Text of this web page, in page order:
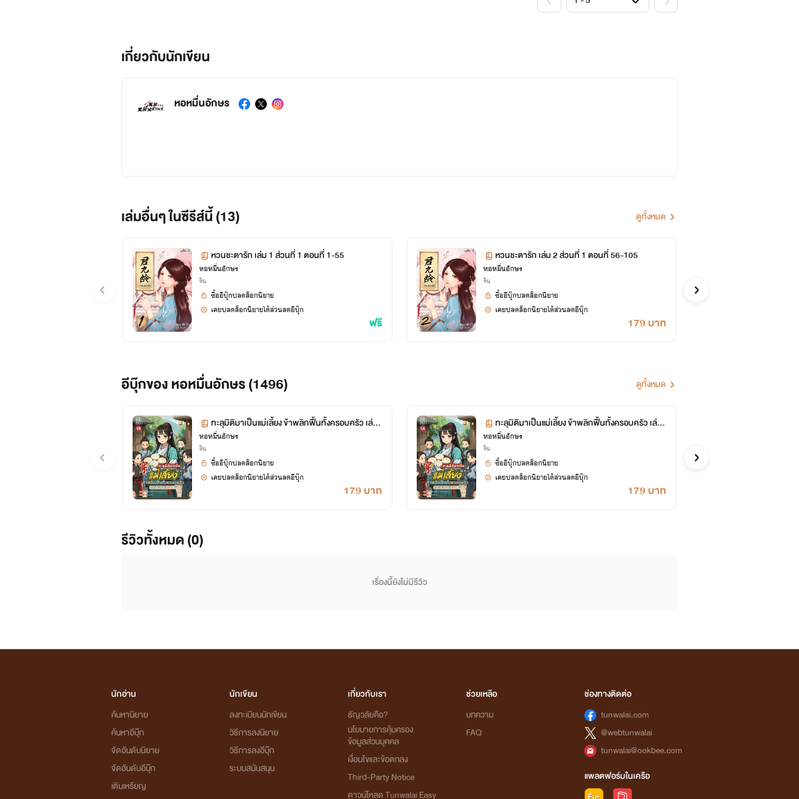
เกี่ยวกับนักเขียน
หอหมื่นอักษร
เล่มอื่นๆ ในซีรีส์นี้ (13) ดูทั้งหมด
หวนชะตารัก เล่ม 1 ส่วนที่ 1 ตอนที่ 1-55
หอหมื่นอักษร
จีน
ฟรี
ซื้ออีบุ๊กปลดล็อกนิยาย
เคยปลดล็อกนิยายได้ส่วนลดอีบุ๊ก
หวนชะตารัก เล่ม 2 ส่วนที่ 1 ตอนที่ 56-105
หอหมื่นอักษร
จีน
179 บาท
ซื้ออีบุ๊กปลดล็อกนิยาย
เคยปลดล็อกนิยายได้ส่วนลดอีบุ๊ก
อีบุ๊กของ หอหมื่นอักษร (1496) ดูทั้งหมด
ทะลุมิติมาเป็นแม่เลี้ยง ข้าพลิกฟื้นทั้งครอบครัว เล่ม
15 (จบ+ตอนพิเศษ)
หอหมื่นอักษร
จีน
179 บาท
ซื้ออีบุ๊กปลดล็อกนิยาย
เคยปลดล็อกนิยายได้ส่วนลดอีบุ๊ก
ทะลุมิติมาเป็นแม่เลี้ยง ข้าพลิกฟื้นทั้งครอบครัว เล่ม
14 ตอน 706-758
หอหมื่นอักษร
จีน
179 บาท
ซื้ออีบุ๊กปลดล็อกนิยาย
เคยปลดล็อกนิยายได้ส่วนลดอีบุ๊ก
รีวิวทั้งหมด (0)
เรื่องนี้ยังไม่มีรีวิว
นักอ่าน
ค้นหานิยาย
ค้นหาอีบุ๊ก
จัดอันดับนิยาย
จัดอันดับอีบุ๊ก
เติมเหรียญ
นักเขียน
ลงทะเบียนนักเขียน
วิธีการลงนิยาย
วิธีการลงอีบุ๊ก
ระบบสนับสนุน
เกี่ยวกับเรา
ธัญวลัยคือ?
นโยบายการคุ้มครอง
ข้อมูลส่วนบุคคล
เงื่อนไขและข้อตกลง
Third-Party Notice
ดาวน์โหลด Tunwalai Easy
ช่วยเหลือ
บทความ
FAQ
ช่องทางติดต่อ
tunwalai.com
@webtunwalai
tunwalai@ookbee.com
แพลตฟอร์มในเครือ